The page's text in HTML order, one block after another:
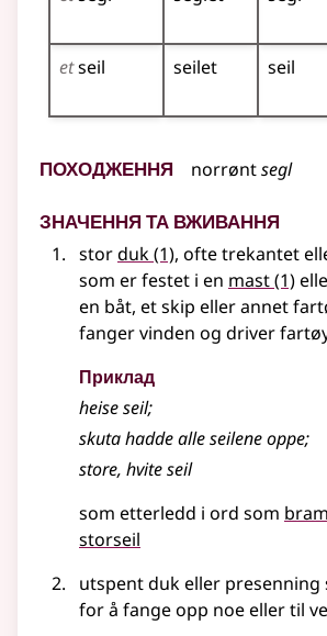
etseil seilet seil
Походження norrøntsegl
Значення та вживання
storduk(1), ofte trekantet
som er festet i en mast(1)
en båt, et skip eller annet
fanger vinden og driver
Приклад
heise seil;
skuta hadde alle seilene oppe;
store, hvite seil
som etterledd i ord som
storseil
utspent duk eller presenning
for å fange opp noeellertil